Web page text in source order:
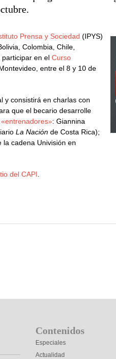
Prensa y Sociedad (IPYS)
Colombia, Chile,
participar en elCurso
entre el 8 y 10 de
y consistirá en charlas con
que el becario desarrolle
: Giannina
La Nación de Costa Rica);
cadena Univisión en
del CAPI
Contenidos
Especiales
Actualidad